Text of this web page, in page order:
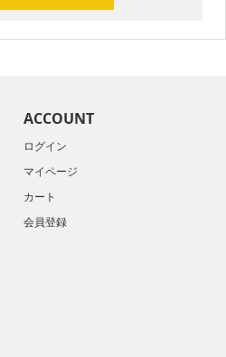
ACCOUNT
ログイン
マイページ
カート
会員登録